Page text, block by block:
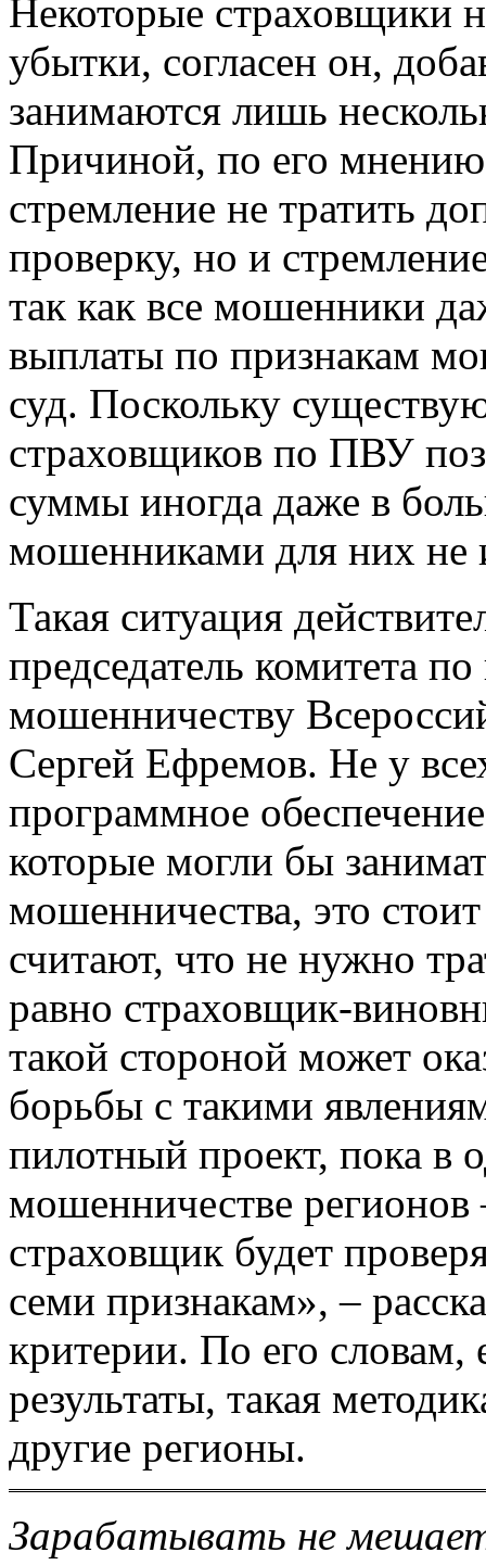
Некоторые страховщики
убытки, согласен он,
занимаются лишь
Причиной, по его мнению,
стремление не тратить
проверку, но и
так как все мошенники
выплаты по признакам
суд. Поскольку
страховщиков по ПВУ
суммы иногда даже в
мошенниками для них не
Такая ситуация
председатель комитета
мошенничеству
Сергей Ефремов. Не у
программное
которые могли бы
мошенничества, это
считают, что не нужно
равно страховщик-
такой стороной может
борьбы с такими
пилотный проект, пока в
мошенничестве
страховщик будет
семи признакам», –
критерии. По его словам,
результаты, такая
другие регионы.
Зарабатывать не